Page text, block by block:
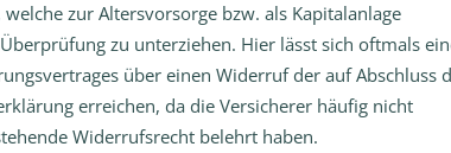
zur Altersvorsorge bzw. als Kapitalanlage
zu unterziehen. Hier lässt sich oftmals
über einen Widerruf der auf Abschluss
erreichen, da die Versicherer häufig nicht
Widerrufsrecht belehrt haben.